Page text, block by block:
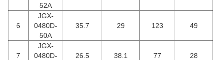
52A
6
JGX-
0480D-
50A
35.7 29 123 49
7
JGX-
0480D-
26.5 38.1 77 28